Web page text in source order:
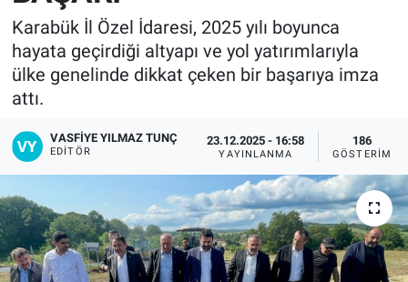
Karabük İl Özel İdaresi, 2025 yılı boyunca
hayata geçirdiği altyapı ve yol yatırımlarıyla
ülke genelinde dikkat çeken bir başarıya imza
attı.
VASFIYE YILMAZ TUNÇ
EDITÖR
23.12.2025 - 16:58
YAYINLANMA
186
GÖSTERIM